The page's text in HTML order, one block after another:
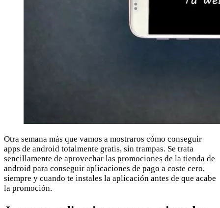
Otra semana más que vamos a mostraros cómo conseguir
apps de android totalmente gratis, sin trampas. Se trata
sencillamente de aprovechar las promociones de la tienda de
android para conseguir aplicaciones de pago a coste cero,
siempre y cuando te instales la aplicación antes de que acabe
la promoción.